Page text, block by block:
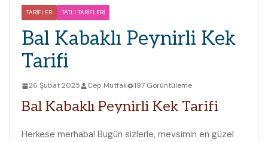
TARIFLER TATLI TARIFLERI
Bal Kabaklı Peynirli Kek
Tarifi
26 Şubat 2025 Cep Mutfak 197 Görüntüleme
Bal Kabaklı Peynirli Kek Tarifi
Herkese merhaba! Bugün sizlerle, mevsimin en güzel